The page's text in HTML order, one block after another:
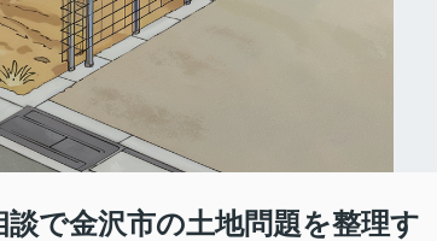
で金沢市の土地問題を整理す